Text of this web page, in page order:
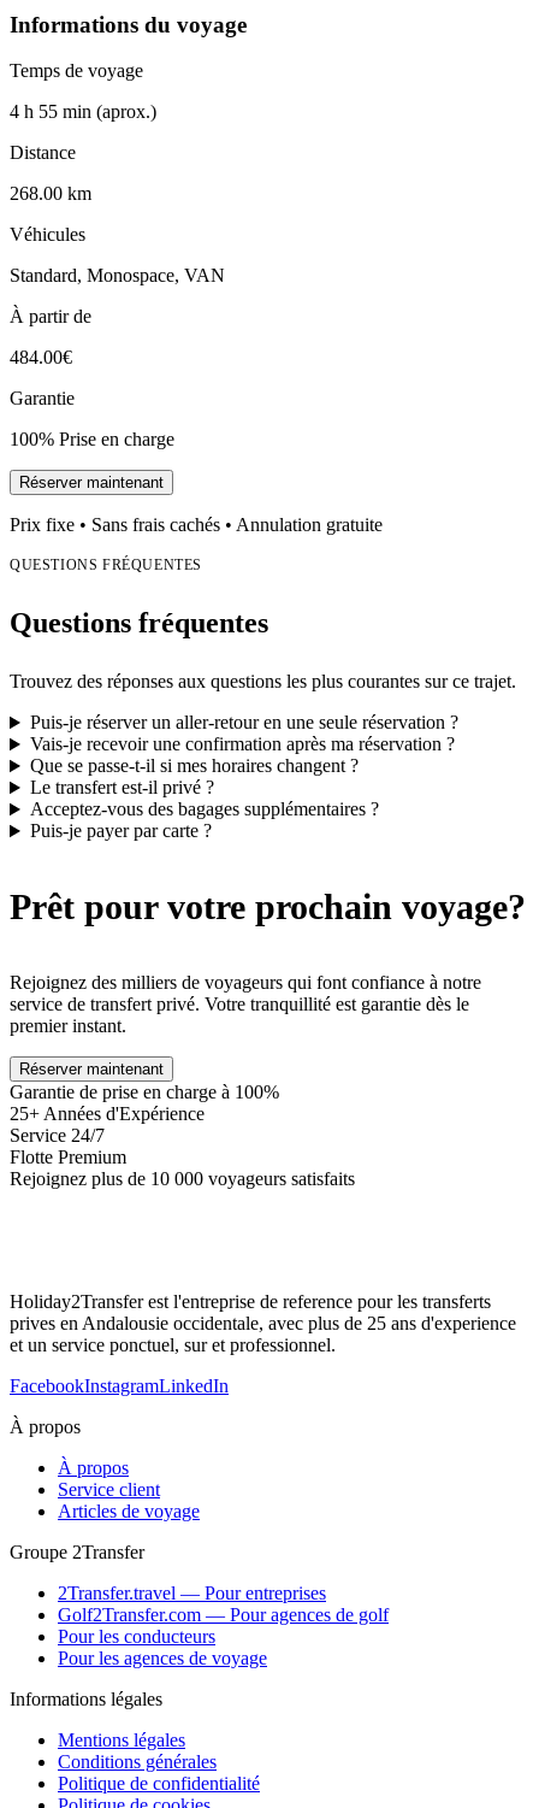
Informations du voyage
Temps de voyage
4 h 55 min (aprox.)
Distance
268.00 km
Véhicules
Standard, Monospace, VAN
À partir de
484.00€
Garantie
100% Prise en charge
Réserver maintenant
Prix fixe • Sans frais cachés • Annulation gratuite
QUESTIONS FRÉQUENTES
Questions fréquentes
Trouvez des réponses aux questions les plus courantes sur ce trajet.
Puis-je réserver un aller-retour en une seule réservation ?
Vais-je recevoir une confirmation après ma réservation ?
Que se passe-t-il si mes horaires changent ?
Le transfert est-il privé ?
Acceptez-vous des bagages supplémentaires ?
Puis-je payer par carte ?
Prêt pour votre prochain voyage?
Rejoignez des milliers de voyageurs qui font confiance à notre
service de transfert privé. Votre tranquillité est garantie dès le
premier instant.
Réserver maintenant
Garantie de prise en charge à 100%
25+ Années d'Expérience
Service 24/7
Flotte Premium
Rejoignez plus de 10 000 voyageurs satisfaits
Holiday2Transfer est l'entreprise de reference pour les transferts
prives en Andalousie occidentale, avec plus de 25 ans d'experience
et un service ponctuel, sur et professionnel.
FacebookInstagramLinkedIn
À propos
À propos
Service client
Articles de voyage
Groupe 2Transfer
2Transfer.travel — Pour entreprises
Golf2Transfer.com — Pour agences de golf
Pour les conducteurs
Pour les agences de voyage
Informations légales
Mentions légales
Conditions générales
Politique de confidentialité